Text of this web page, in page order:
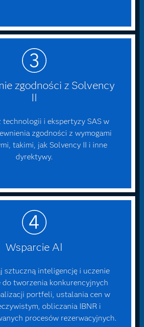
zgodności z Solvency
II
technologii i ekspertyzy SAS w
zgodności z wymogami
takimi, jak Solvency II i inne
dyrektywy.
Wsparcie AI
sztuczną inteligencję i uczenie
do tworzenia konkurencyjnych
portfeli, ustalania cen w
obliczania IBNR i
procesów rezerwacyjnych.